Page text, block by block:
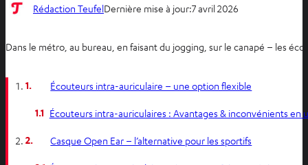
Rédaction TeufelDernière mise à jour:7 avril 2026
Dans le métro, au bureau, en faisant du jogging, sur le canapé – les
1. Écouteurs intra-auriculaire – une option flexible
1.1 Écouteurs intra-auriculaires : Avantages & inconvénients en
2. Casque Open Ear – l’alternative pour les sportifs